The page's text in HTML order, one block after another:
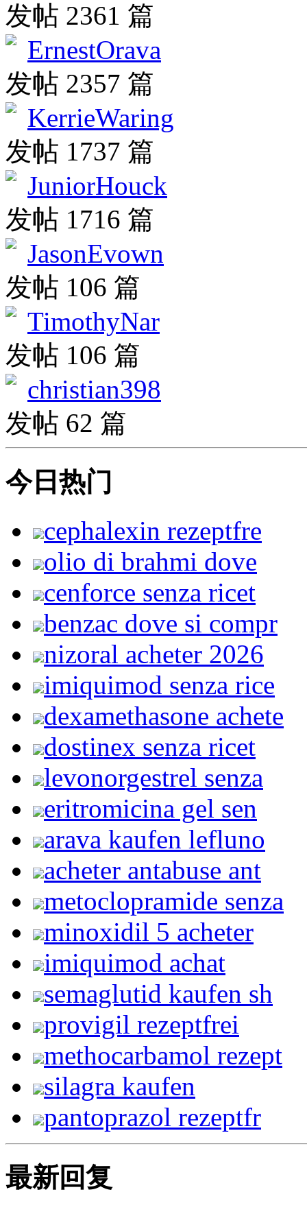
发帖 2361 篇
ErnestOrava
发帖 2357 篇
KerrieWaring
发帖 1737 篇
JuniorHouck
发帖 1716 篇
JasonEvown
发帖 106 篇
TimothyNar
发帖 106 篇
christian398
发帖 62 篇
今日热门
cephalexin rezeptfre
olio di brahmi dove
cenforce senza ricet
benzac dove si compr
nizoral acheter 2026
imiquimod senza rice
dexamethasone achete
dostinex senza ricet
levonorgestrel senza
eritromicina gel sen
arava kaufen lefluno
acheter antabuse ant
metoclopramide senza
minoxidil 5 acheter
imiquimod achat
semaglutid kaufen sh
provigil rezeptfrei
methocarbamol rezept
silagra kaufen
pantoprazol rezeptfr
最新回复